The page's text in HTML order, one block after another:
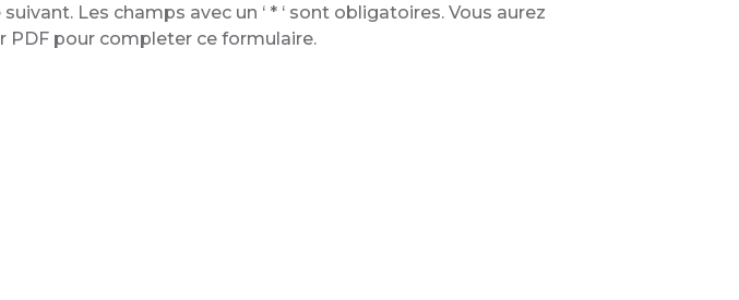
Les champs avec un ‘ * ‘ sont obligatoires. Vous aurez
PDF pour completer ce formulaire.